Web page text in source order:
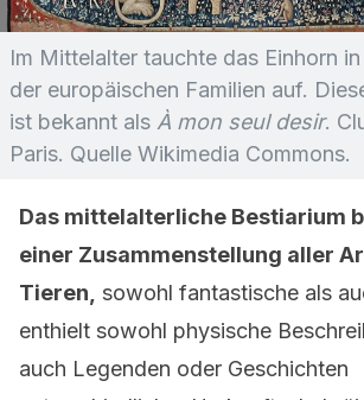
Im Mittelalter tauchte das Einhorn
der europäischen Familien auf.
ist bekannt als À mon seul desir.
Paris. Quelle Wikimedia Commons.
Das mittelalterliche Bestiarium
einer Zusammenstellung aller
Tieren, sowohl fantastische als
enthielt sowohl physische
auch Legenden oder Geschichten